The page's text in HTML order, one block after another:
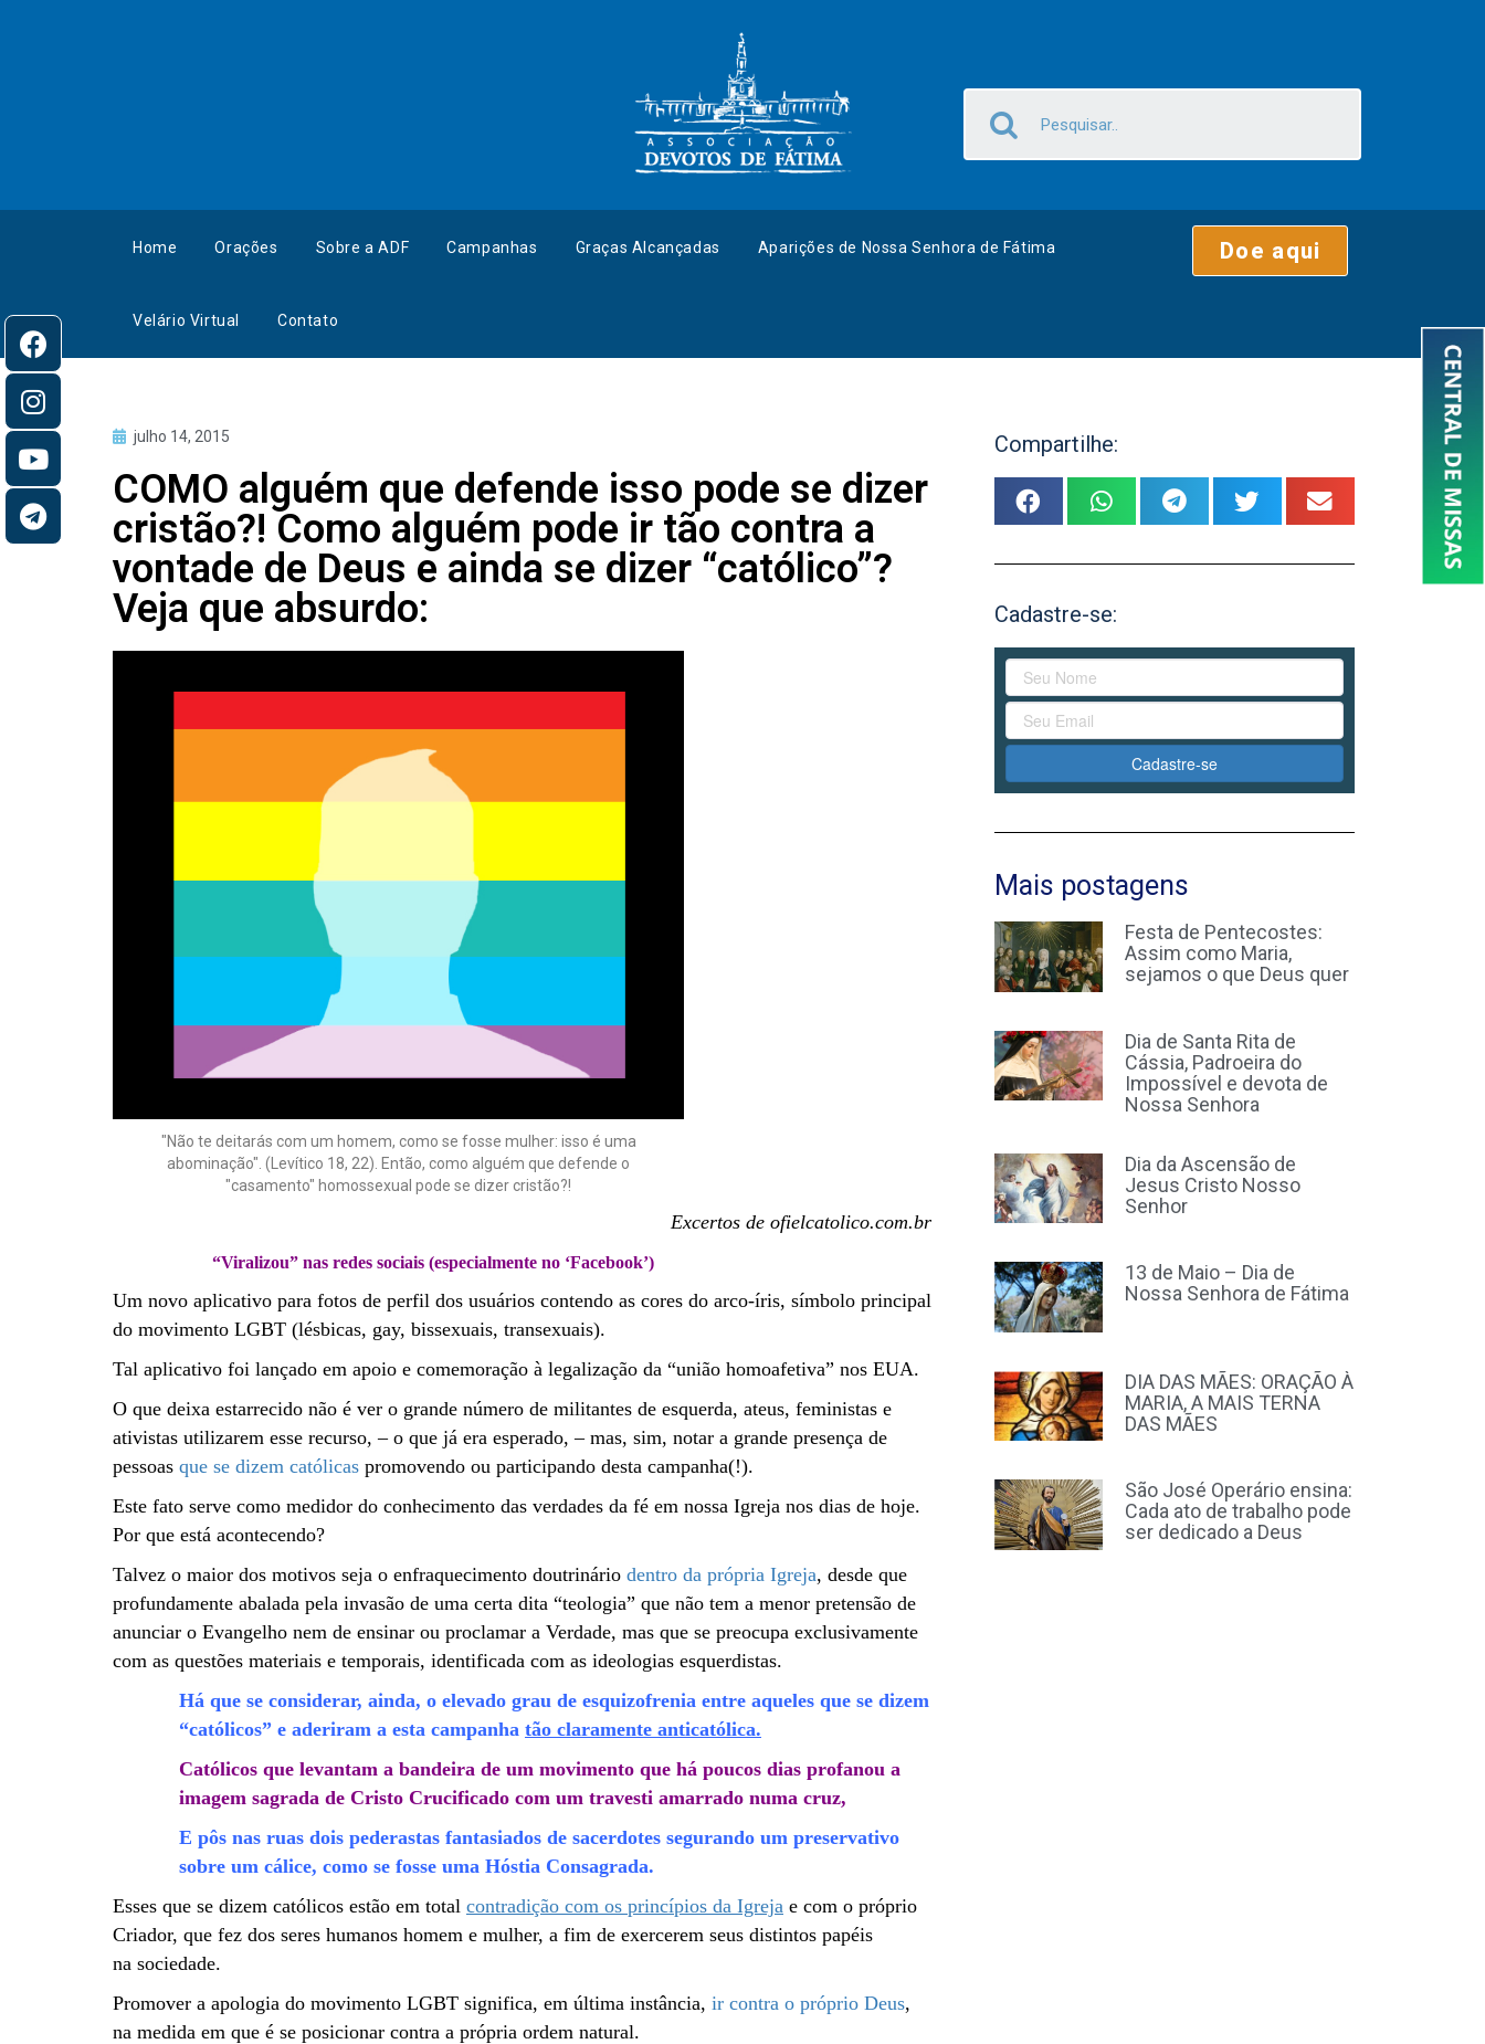
Home Orações Sobre a ADF Campanhas Graças Alcançadas Aparições de Nossa Senhora de Fátima
Velário Virtual Contato
Doe aqui
julho 14, 2015
COMO alguém que defende isso pode se dizer
cristão?! Como alguém pode ir tão contra a
vontade de Deus e ainda se dizer “católico”?
Veja que absurdo:
"Não te deitarás com um homem, como se fosse mulher: isso é uma
abominação". (Levítico 18, 22). Então, como alguém que defende o
"casamento" homossexual pode se dizer cristão?!
Excertos de ofielcatolico.com.br
“Viralizou” nas redes sociais (especialmente no ‘Facebook’)
Um novo aplicativo para fotos de perfil dos usuários contendo as cores do arco-íris, símbolo principal
do movimento LGBT (lésbicas, gay, bissexuais, transexuais).
Tal aplicativo foi lançado em apoio e comemoração à legalização da “união homoafetiva” nos EUA.
O que deixa estarrecido não é ver o grande número de militantes de esquerda, ateus, feministas e
ativistas utilizarem esse recurso, – o que já era esperado, – mas, sim, notar a grande presença de
pessoas que se dizem católicas promovendo ou participando desta campanha(!).
Este fato serve como medidor do conhecimento das verdades da fé em nossa Igreja nos dias de hoje.
Por que está acontecendo?
Talvez o maior dos motivos seja o enfraquecimento doutrinário dentro da própria Igreja, desde que
profundamente abalada pela invasão de uma certa dita “teologia” que não tem a menor pretensão de
anunciar o Evangelho nem de ensinar ou proclamar a Verdade, mas que se preocupa exclusivamente
com as questões materiais e temporais, identificada com as ideologias esquerdistas.
Há que se considerar, ainda, o elevado grau de esquizofrenia entre aqueles que se dizem
“católicos” e aderiram a esta campanha tão claramente anticatólica.
Católicos que levantam a bandeira de um movimento que há poucos dias profanou a
imagem sagrada de Cristo Crucificado com um travesti amarrado numa cruz,
E pôs nas ruas dois pederastas fantasiados de sacerdotes segurando um preservativo
sobre um cálice, como se fosse uma Hóstia Consagrada.
Esses que se dizem católicos estão em total contradição com os princípios da Igreja e com o próprio
Criador, que fez dos seres humanos homem e mulher, a fim de exercerem seus distintos papéis
na sociedade.
Promover a apologia do movimento LGBT significa, em última instância, ir contra o próprio Deus,
na medida em que é se posicionar contra a própria ordem natural.
Compartilhe:
Cadastre-se:
Cadastre-se
Mais postagens
Festa de Pentecostes:
Assim como Maria,
sejamos o que Deus quer
Dia de Santa Rita de
Cássia, Padroeira do
Impossível e devota de
Nossa Senhora
Dia da Ascensão de
Jesus Cristo Nosso
Senhor
13 de Maio – Dia de
Nossa Senhora de Fátima
DIA DAS MÃES: ORAÇÃO À
MARIA, A MAIS TERNA
DAS MÃES
São José Operário ensina:
Cada ato de trabalho pode
ser dedicado a Deus